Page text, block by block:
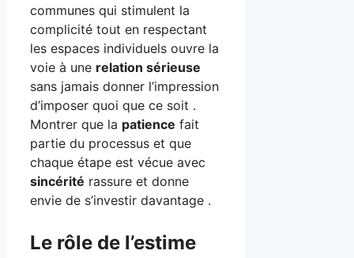
communes qui stimulent la
complicité tout en respectant
les espaces individuels ouvre la
voie à une relation sérieuse
sans jamais donner l’impression
d’imposer quoi que ce soit .
Montrer que la patience fait
partie du processus et que
chaque étape est vécue avec
sincérité rassure et donne
envie de s’investir davantage .
Le rôle de l’estime